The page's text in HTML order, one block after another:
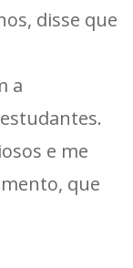
disse que
a
e me
que